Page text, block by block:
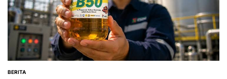
POSTED
BERITA